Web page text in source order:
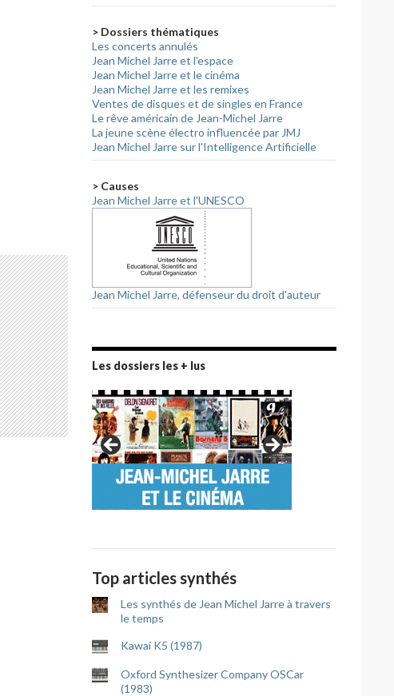
> Dossiers thématiques
Les concerts annulés
Jean Michel Jarre et l'espace
Jean Michel Jarre et le cinéma
Jean Michel Jarre et les remixes
Ventes de disques et de singles en France
Le rêve américain de Jean-Michel Jarre
La jeune scène électro influencée par JMJ
Jean Michel Jarre sur l'Intelligence Artificielle
> Causes
Jean Michel Jarre et l'UNESCO
Jean Michel Jarre, défenseur du droit d'auteur
Les dossiers les + lus
Top articles synthés
Les synthés de Jean Michel Jarre à travers
le temps
Kawai K5 (1987)
Oxford Synthesizer Company OSCar
(1983)